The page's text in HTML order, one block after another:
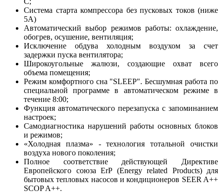
Система старта компрессора без пусковых токов (ниже
5А)
Автоматический выбор режимов работы: охлаждение,
обогрев, осушение, вентиляция;
Исключение обдува холодным воздухом за счет
задержки пуска вентилятора;
Широкоугольные жалюзи, создающие охват всего
объема помещения;
Режим комфортного сна "SLЕЕР". Бесшумная работа по
специальной программе в автоматическом режиме в
течение 8:00;
Функция автоматического перезапуска с запоминанием
настроек;
Самодиагностика нарушений работы основных блоков
и режимов;
«Холодная плазма» - технология тотальной очистки
воздуха нового поколения;
Полное соответствие действующей Директиве
Европейского союза ErP (Energy related Products) для
бытовых тепловых насосов и кондиционеров SEER A++
SCOP A++.